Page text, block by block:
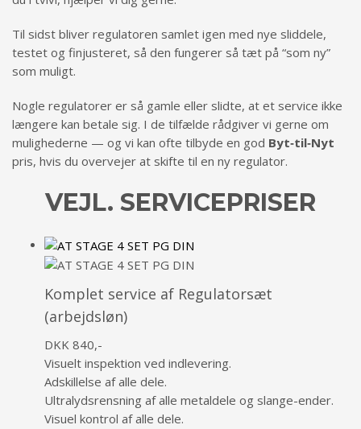
Til sidst bliver regulatoren samlet igen med nye sliddele,
testet og finjusteret, så den fungerer så tæt på “som ny”
som muligt.
Nogle regulatorer er så gamle eller slidte, at et service ikke
længere kan betale sig. I de tilfælde rådgiver vi gerne om
mulighederne — og vi kan ofte tilbyde en god Byt‑til‑Nyt
pris, hvis du overvejer at skifte til en ny regulator.
VEJL. SERVICEPRISER
Komplet service af Regulatorsæt
(arbejdsløn)
DKK 840,-
Visuelt inspektion ved indlevering.
Adskillelse af alle dele.
Ultralydsrensning af alle metaldele og slange-ender.
Visuel kontrol af alle dele.